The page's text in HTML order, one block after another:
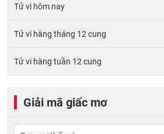
Tử vi hôm nay
Tử vi hàng tháng 12 cung
Tử vi hàng tuần 12 cung
Giải mã giấc mơ